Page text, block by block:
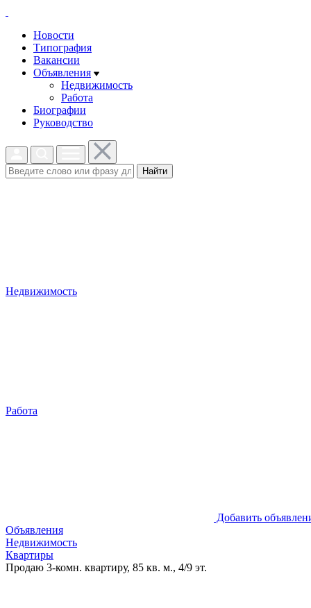
Новости
Типография
Вакансии
Объявления
Недвижимость
Работа
Биографии
Руководство
Найти
Недвижимость
Работа
Добавить
Объявления
Недвижимость
Квартиры
Продаю 3-комн. квартиру, 85 кв. м., 4/9 эт.